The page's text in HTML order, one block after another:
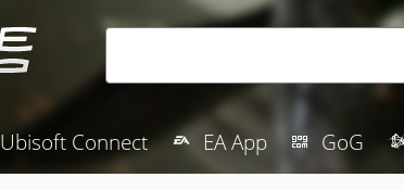
Ubisoft Connect EA App GoG